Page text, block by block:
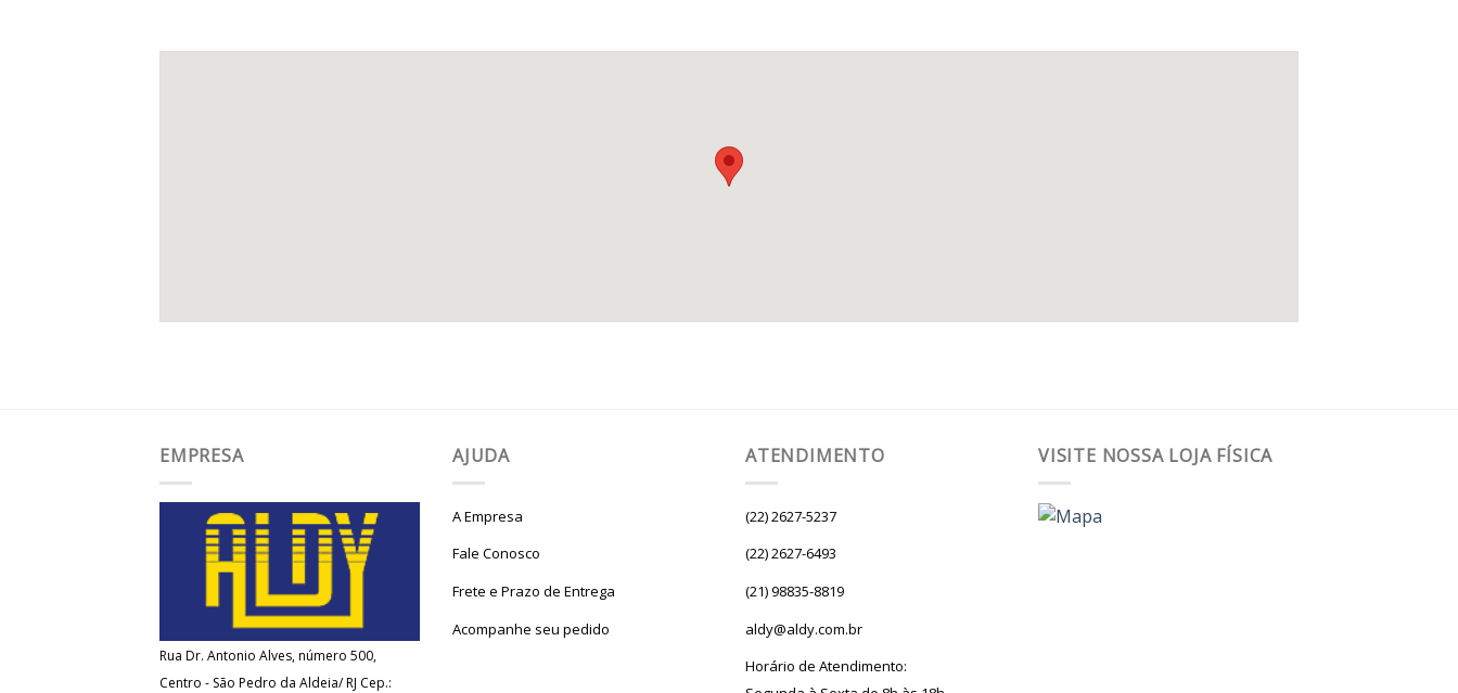
EMPRESA
Rua Dr. Antonio Alves, número 500,
Centro - São Pedro da Aldeia/ RJ Cep.:
AJUDA
A Empresa
Fale Conosco
Frete e Prazo de Entrega
Acompanhe seu pedido
ATENDIMENTO
(22) 2627-5237
(22) 2627-6493
(21) 98835-8819
aldy@aldy.com.br
Horário de Atendimento:
VISITE NOSSA LOJA FÍSICA